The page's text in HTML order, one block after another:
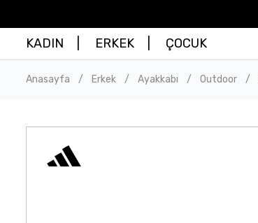
KADIN ERKEK ÇOCUK
Anasayfa / Erkek / Ayakkabı / Outdoor /